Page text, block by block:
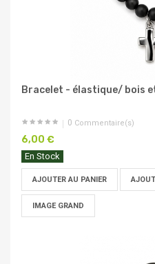
Bracelet - élastique/ bois
0 Commentaire(s)
6,00 €
En Stock
AJOUTER AU PANIER
IMAGE GRAND